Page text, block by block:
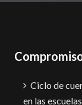
Ciclo de
en las escuelas